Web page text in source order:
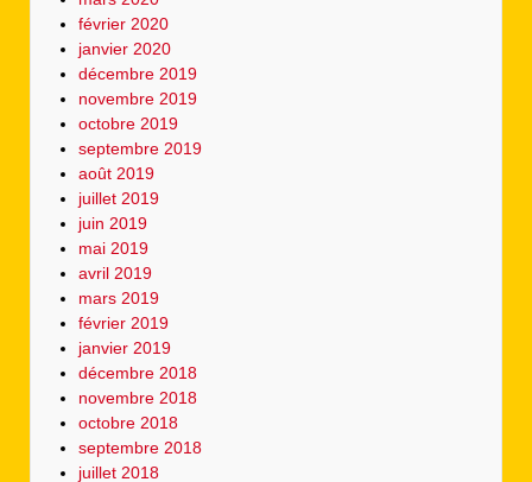
février 2020
janvier 2020
décembre 2019
novembre 2019
octobre 2019
septembre 2019
août 2019
juillet 2019
juin 2019
mai 2019
avril 2019
mars 2019
février 2019
janvier 2019
décembre 2018
novembre 2018
octobre 2018
septembre 2018
juillet 2018